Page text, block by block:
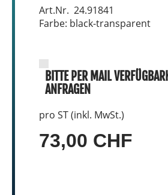
Art.Nr. 24.91841
Farbe: black-transparent
BITTE PER MAIL
ANFRAGEN
pro ST (inkl. MwSt.)
73,00 CHF